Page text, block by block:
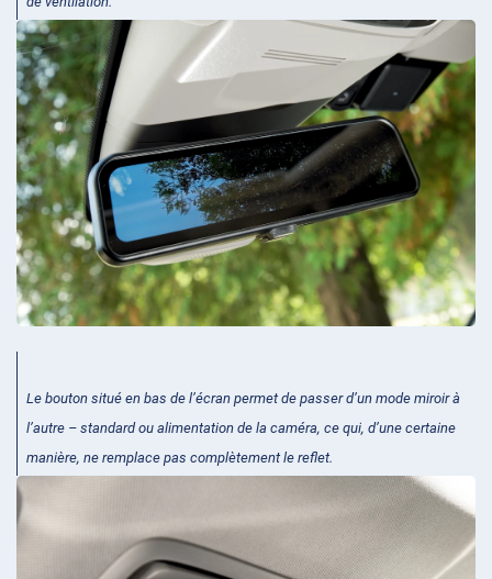
Le bouton situé en bas de l’écran permet de passer d’un mode miroir à
l’autre – standard ou alimentation de la caméra, ce qui, d’une certaine
manière, ne remplace pas complètement le reflet.